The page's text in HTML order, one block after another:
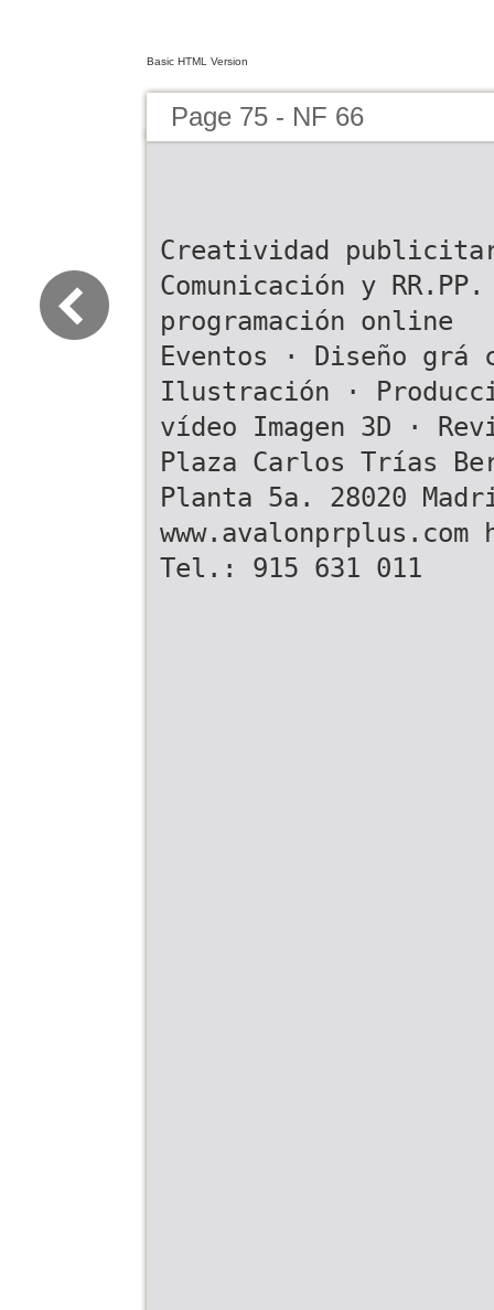
Basic HTML Version
Page 75 - NF 66
Creatividad
Comunicación y
programación online
Eventos · Diseño
Ilustración ·
vídeo Imagen 3D ·
Plaza Carlos Trías
Planta 5a. 28020
www.avalonprplus.com
Tel.: 915 631 011